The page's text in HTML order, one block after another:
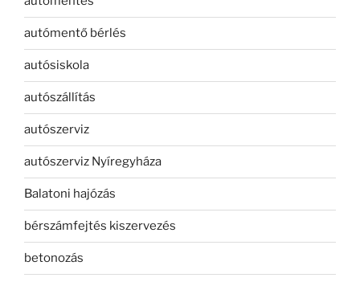
autómentő bérlés
autósiskola
autószállítás
autószerviz
autószerviz Nyíregyháza
Balatoni hajózás
bérszámfejtés kiszervezés
betonozás